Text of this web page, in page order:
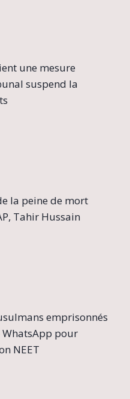
une mesure
suspend la
la peine de mort
Tahir Hussain
emprisonnés
pour
NEET